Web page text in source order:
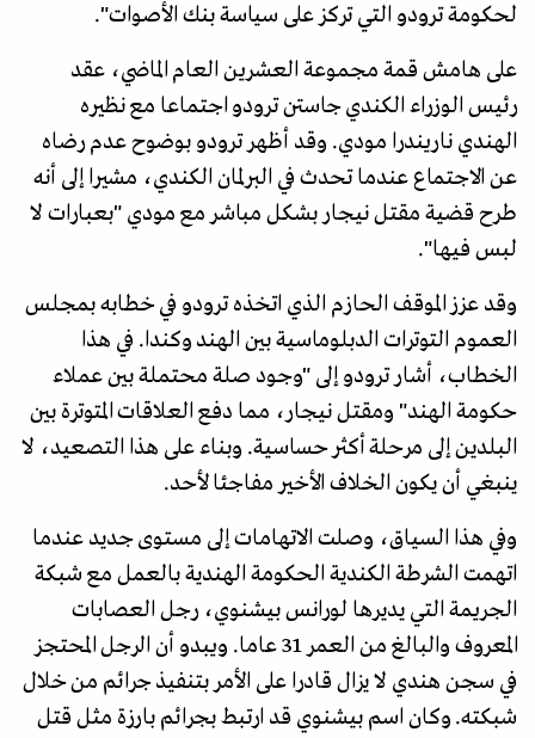
لحكومة ترودو التي تركز على سياسة بنك الأصوات".
على هامش قمة مجموعة العشرين العام الماضي، عقد
رئيس الوزراء الكندي جاستن ترودو اجتماعا مع نظيره
الهندي ناريندرا مودي. وقد أظهر ترودو بوضوح عدم رضاه
عن الاجتماع عندما تحدث في البرلمان الكندي، مشيرا إلى أنه
طرح قضية مقتل نيجار بشكل مباشر مع مودي "بعبارات لا
لبس فيها".
وقد عزز الموقف الحازم الذي اتخذه ترودو في خطابه بمجلس
العموم التوترات الدبلوماسية بين الهند وكندا. في هذا
الخطاب، أشار ترودو إلى "وجود صلة محتملة بين عملاء
حكومة الهند" ومقتل نيجار، مما دفع العلاقات المتوترة بين
البلدين إلى مرحلة أكثر حساسية. وبناء على هذا التصعيد، لا
ينبغي أن يكون الخلاف الأخير مفاجئا لأحد.
وفي هذا السياق، وصلت الاتهامات إلى مستوى جديد عندما
اتهمت الشرطة الكندية الحكومة الهندية بالعمل مع شبكة
الجريمة التي يديرها لورانس بيشنوي، رجل العصابات
المعروف والبالغ من العمر 31 عاما. ويبدو أن الرجل المحتجز
في سجن هندي لا يزال قادرا على الأمر بتنفيذ جرائم من خلال
شبكته. وكان اسم بيشنوي قد ارتبط بجرائم بارزة مثل قتل